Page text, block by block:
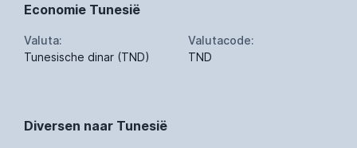
Economie Tunesië
Valuta:
Tunesische dinar (TND)
Valutacode:
TND
Diversen naar Tunesië